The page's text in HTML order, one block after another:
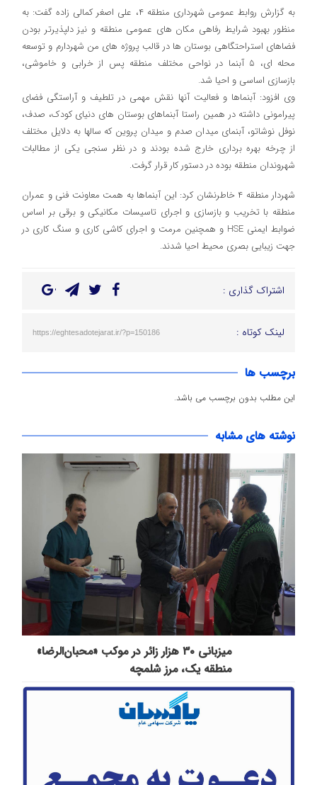
به گزارش روابط عمومی شهرداری منطقه ۴، علی اصغر کمالی زاده گفت: به
منظور بهبود شرایط رفاهی مکان های عمومی منطقه و نیز دلپذیرتر بودن
فضاهای استراحتگاهی بوستان ها در قالب پروژه های من شهردارم و توسعه
محله ای، ۵ آبنما در نواحی مختلف منطقه پس از خرابی و خاموشی،
بازسازی اساسی و احیا شد.
وی افزود: آبنماها و فعالیت آنها نقش مهمی در تلطیف و آراستگی فضای
پیرامونی داشته در همین راستا آبنماهای بوستان های دنیای کودک، صدف،
نوفل نوشاتو، آبنمای میدان صدم و میدان پروین که سالها به دلایل مختلف
از چرخه بهره برداری خارج شده بودند و در نظر سنجی یکی از مطالبات
شهروندان منطقه بوده در دستور کار قرار گرفت.
شهردار منطقه ۴ خاطرنشان کرد: این آبنماها به همت معاونت فنی و عمران
منطقه با تخریب و بازسازی و اجرای تاسیسات مکانیکی و برقی بر اساس
ضوابط ایمنی HSE و همچنین مرمت و اجرای کاشی کاری و سنگ کاری در
جهت زیبایی بصری محیط احیا شدند.
اشتراک گذاری :
لینک کوتاه : https://eghtesadotejarat.ir/?p=150186
برچسب ها
این مطلب بدون برچسب می باشد.
نوشته های مشابه
میزبانی ۳۰ هزار زائر در موکب «محبان‌الرضا»
منطقه یک، مرز شلمچه